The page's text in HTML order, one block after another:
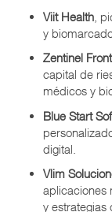
Viit Health ,
y
Zentinel
capital de
médicos y
Blue Start
digital.
Vlim
aplicaciones
y estrategias